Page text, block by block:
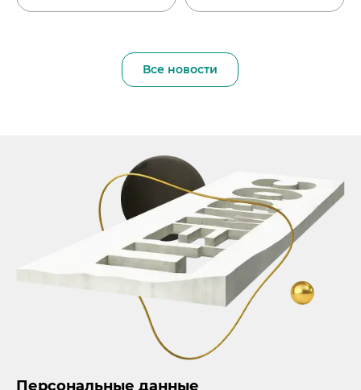
Все новости
Персональные данные